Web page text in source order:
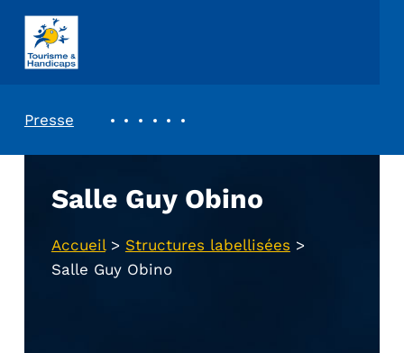
ASSOCIATION TOURISME ET HANDICAPS
Presse
Salle Guy Obino
Accueil> Structures labellisées >
Salle Guy Obino